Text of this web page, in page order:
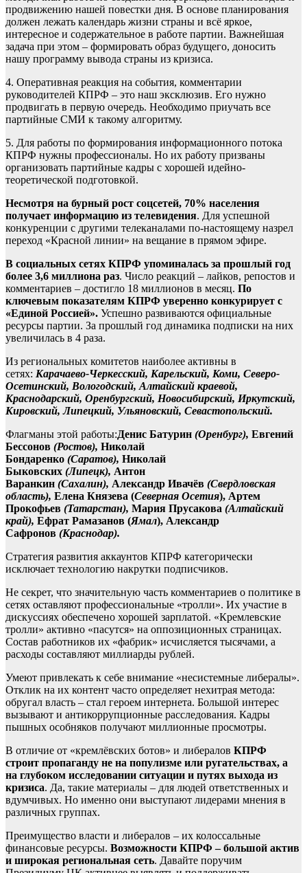
продвижению нашей повестки дня. В основе планирования
должен лежать календарь жизни страны и всё яркое,
интересное и содержательное в работе партии. Важнейшая
задача при этом – формировать образ будущего, доносить
нашу программу вывода страны из кризиса.
4. Оперативная реакция на события, комментарии
руководителей КПРФ – это наш эксклюзив. Его нужно
продвигать в первую очередь. Необходимо приучать все
партийные СМИ к такому алгоритму.
5. Для работы по формирования информационного потока
КПРФ нужны профессионалы. Но их работу призваны
организовать партийные кадры с хорошей идейно-
теоретической подготовкой.
Несмотря на бурный рост соцсетей, 70% населения
получает информацию из телевидения. Для успешной
конкуренции с другими телеканалами по-настоящему назрел
переход «Красной линии» на вещание в прямом эфире.
В социальных сетях КПРФ упоминалась за прошлый год
более 3,6 миллиона раз. Число реакций – лайков, репостов и
комментариев – достигло 18 миллионов в месяц. По
ключевым показателям КПРФ уверенно конкурирует с
«Единой Россией». Успешно развиваются официальные
ресурсы партии. За прошлый год динамика подписки на них
увеличилась в 4 раза.
Из региональных комитетов наиболее активны в
сетях: Карачаево-Черкесский, Карельский, Коми, Северо-
Осетинский, Вологодский, Алтайский краевой,
Краснодарский, Оренбургский, Новосибирский, Иркутский,
Кировский, Липецкий, Ульяновский, Севастопольский.
Флагманы этой работы:Денис Батурин (Оренбург), Евгений
Бессонов (Ростов), Николай
Бондаренко (Саратов), Николай
Быковских (Липецк), Антон
Варанкин (Сахалин), Александр Ивачёв (Свердловская
область), Елена Князева (Северная Осетия), Артем
Прокофьев (Татарстан), Мария Прусакова (Алтайский
край), Ефрат Рамазанов (Ямал), Александр
Сафронов (Краснодар).
Стратегия развития аккаунтов КПРФ категорически
исключает технологию накрутки подписчиков.
Не секрет, что значительную часть комментариев о политике в
сетях оставляют профессиональные «тролли». Их участие в
дискуссиях обеспечено хорошей зарплатой. «Кремлевские
тролли» активно «пасутся» на оппозиционных страницах.
Состав работников их «фабрик» исчисляется тысячами, а
расходы составляют миллиарды рублей.
Умеют привлекать к себе внимание «несистемные либералы».
Отклик на их контент часто определяет нехитрая метода:
обругал власть – стал героем интернета. Большой интерес
вызывают и антикоррупционные расследования. Кадры
пышных особняков получают миллионные просмотры.
В отличие от «кремлёвских ботов» и либералов КПРФ
строит пропаганду не на популизме или ругательствах, а
на глубоком исследовании ситуации и путях выхода из
кризиса. Да, такие материалы – для людей ответственных и
вдумчивых. Но именно они выступают лидерами мнения в
различных группах.
Преимущество власти и либералов – их колоссальные
финансовые ресурсы. Возможности КПРФ – большой актив
и широкая региональная сеть. Давайте поручим